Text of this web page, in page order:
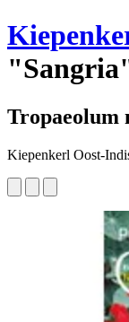
Tropaeolum
Kiepenkerl Oost-